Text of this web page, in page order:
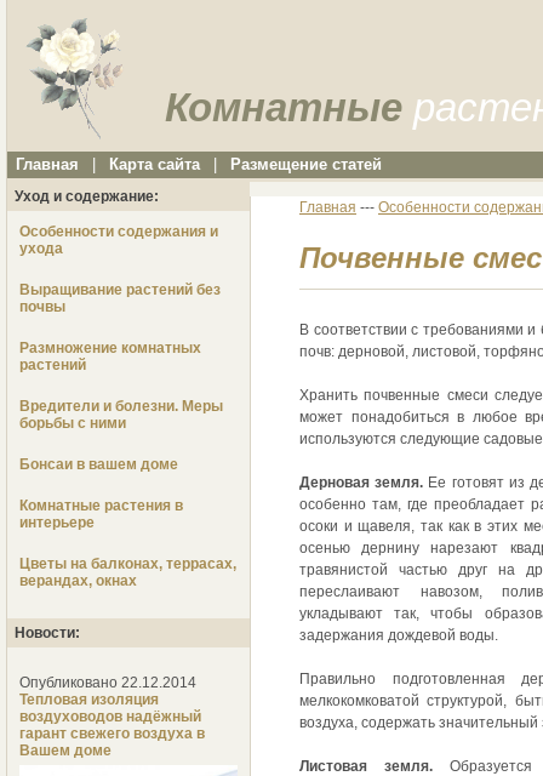
Комнатные
Главная Карта сайта Размещение статей
Уход и содержание:
Особенности содержания и
ухода
Выращивание растений без
почвы
Размножение комнатных
растений
Вредители и болезни. Меры
борьбы с ними
Бонсаи в вашем доме
Комнатные растения в
интерьере
Цветы на балконах, террасах,
верандах, окнах
Новости:
Опубликовано 22.12.2014
Тепловая изоляция
воздуховодов надёжный
гарант свежего воздуха в
Вашем доме
Главная --- Особенности
Почвенные
В соответствии с требованиями
почв: дерновой, листовой,
Хранить почвенные смеси
может понадобиться в любое
используются следующие
Дерновая земля. Ее готовят из
особенно там, где преобладает
осоки и щавеля, так как в этих
осенью дернину нарезают
травянистой частью друг на
переслаивают навозом,
укладывают так, чтобы
задержания дождевой воды.
Правильно подготовленная
мелкокомковатой структурой,
воздуха, содержать
Листовая земля. Образуется